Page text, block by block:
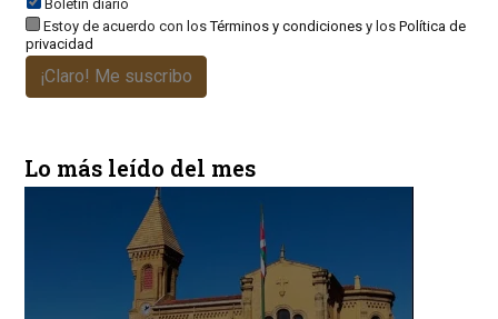
Boletín diario
Estoy de acuerdo con losTérminos y condicionesy los Política de
privacidad
¡Claro! Me suscribo
Lo más leído del mes